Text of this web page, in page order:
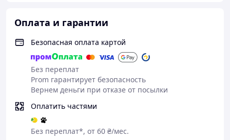
Оплата и гарантии
Безопасная оплата картой
Без переплат
Prom гарантирует безопасность
Вернем деньги при отказе от посылки
Оплатить частями
Без переплат*, от 60 ₴/мес.